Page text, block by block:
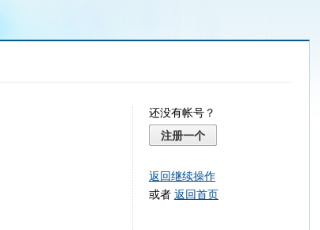
还没有帐号？
注册一个
返回继续操作
或者 返回首页